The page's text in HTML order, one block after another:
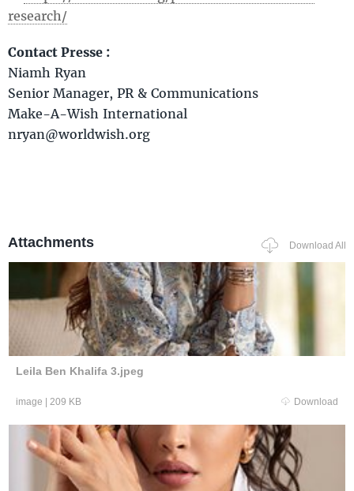
research/
Contact Presse :
Niamh Ryan
Senior Manager, PR & Communications
Make-A-Wish International
nryan@worldwish.org
Attachments Download All
Leila Ben Khalifa 3.jpeg
image | 209 KB Download